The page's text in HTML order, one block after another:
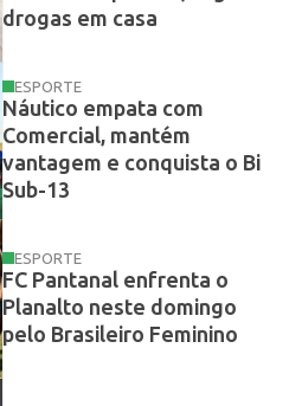
drogas em casa
ESPORTE
Náutico empata com
Comercial, mantém
vantagem e conquista o Bi
Sub-13
ESPORTE
FC Pantanal enfrenta o
Planalto neste domingo
pelo Brasileiro Feminino